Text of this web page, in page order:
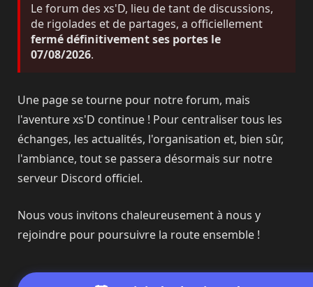
Le forum des xs'D, lieu de tant de discussions,
de rigolades et de partages, a officiellement
fermé définitivement ses portes le
07/08/2026.
Une page se tourne pour notre forum, mais
l'aventure xs'D continue ! Pour centraliser tous les
échanges, les actualités, l'organisation et, bien sûr,
l'ambiance, tout se passera désormais sur notre
serveur Discord officiel.
Nous vous invitons chaleureusement à nous y
rejoindre pour poursuivre la route ensemble !